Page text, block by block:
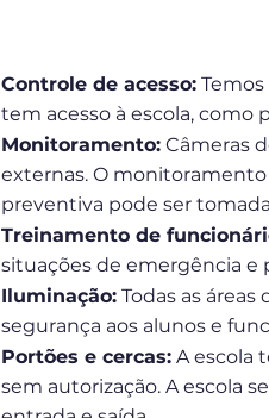
Controle de acesso:
tem acesso à escola, como
Monitoramento: Câmeras
externas. O monitoramento
preventiva pode ser
Treinamento de
situações de emergência e
Iluminação: Todas as
segurança aos alunos e
Portões e cercas: A escola
sem autorização. A escola